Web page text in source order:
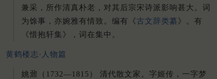
兼采，所作清真朴老，对其后宗宋诗派影响甚大。词
为馀事，亦婉雅有情致。编有《古文辞类纂》。有
《惜抱轩集》，词在集中。
黄鹤楼志·人物篇
姚鼐（1732—1815） 清代散文家。字姬传，一字梦